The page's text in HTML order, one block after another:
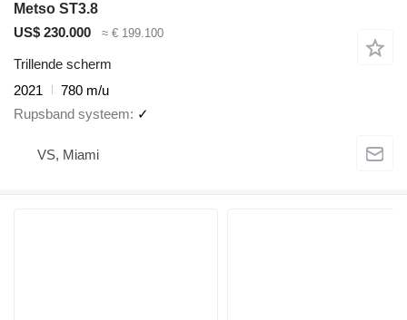
Metso ST3.8
US$ 230.000
≈ € 199.100
Trillende scherm
2021
780 m/u
Rupsband systeem
✓
VS, Miami